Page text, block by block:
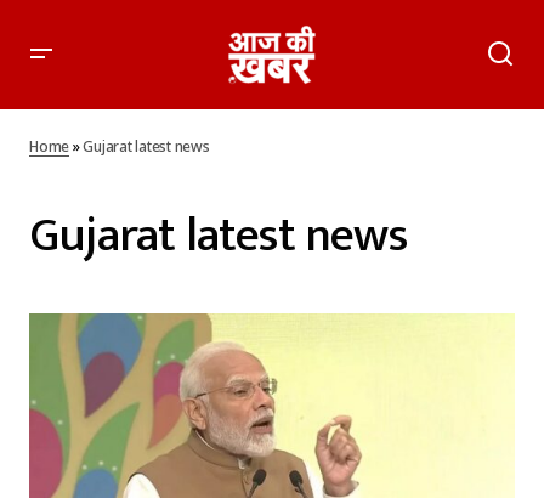
Home»Gujarat latest news
Gujarat latest news